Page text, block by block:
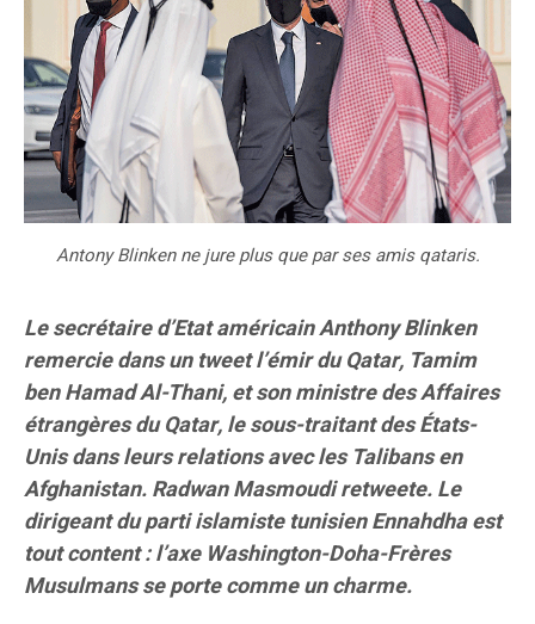
Antony Blinken ne jure plus que par ses amis qataris.
Le secrétaire d’Etat américain Anthony Blinken
remercie dans un tweet l’émir du Qatar, Tamim
ben Hamad Al-Thani,et son ministre des Affaires
étrangères du Qatar, le sous-traitant des États-
Unis dans leurs relations avec les Talibans en
Afghanistan. Radwan Masmoudi retweete. Le
dirigeant du parti islamiste tunisien Ennahdha est
tout content : l’axe Washington-Doha-Frères
Musulmans se porte comme un charme.